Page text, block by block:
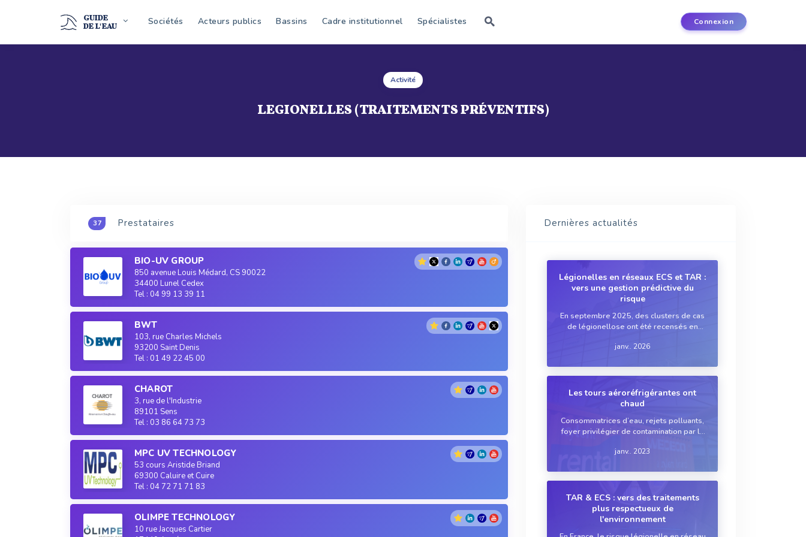
GUIDE
DE L'EAU Sociétés Acteurs publics Bassins Cadre institutionnel Spécialistes Connexion
Activité
LEGIONELLES (TRAITEMENTS PRÉVENTIFS)
37 Prestataires
BIO-UV GROUP
850 avenue Louis Médard, CS 90022
34400 Lunel Cedex
Tel : 04 99 13 39 11
BWT
103, rue Charles Michels
93200 Saint Denis
Tel : 01 49 22 45 00
CHAROT
3, rue de l'Industrie
89101 Sens
Tel : 03 86 64 73 73
MPC UV TECHNOLOGY
53 cours Aristide Briand
69300 Caluire et Cuire
Tel : 04 72 71 71 83
OLIMPE TECHNOLOGY
10 rue Jacques Cartier
Dernières actualités
Légionelles en réseaux ECS et TAR :
vers une gestion prédictive du
risque
En septembre 2025, des clusters de cas
de légionellose ont été recensés en
mort de deux personnes. Car c’est une
réglementation et le développement de
janv.. 2026
Les tours aéroréfrigérantes ont
chaud
Consommatrices d’eau, rejets polluants,
foyer privilégier de contamination par la
sont indispensables dans le process,
classification du brome comme
janv.. 2023
TAR & ECS : vers des traitements
plus respectueux de
l'environnement